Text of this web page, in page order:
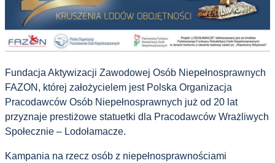
Fundacja Aktywizacji Zawodowej Osób Niepełnosprawnych
FAZON, której założycielem jest Polska Organizacja
Pracodawców Osób Niepełnosprawnych już od 20 lat
przyznaje prestiżowe statuetki dla Pracodawców Wrażliwych
Społecznie – Lodołamacze.
Kampania na rzecz osób z niepełnosprawnościami